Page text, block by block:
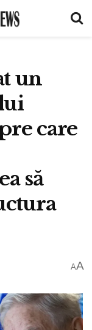
un
care
să
AA